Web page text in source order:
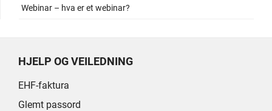
Webinar – hva er et webinar?
HJELP OG VEILEDNING
EHF-faktura
Glemt passord